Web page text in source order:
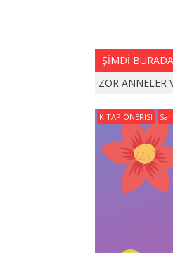
ŞİMDİ
ZOR ANNELER
KİTAP ÖNERİSİ